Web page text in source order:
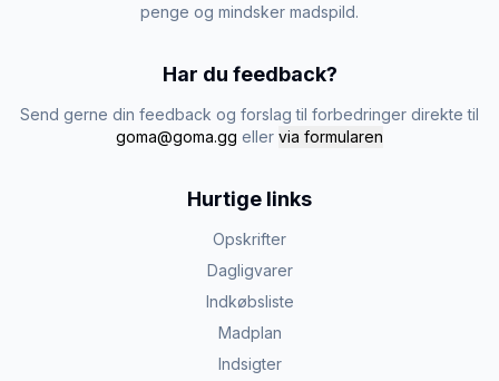
penge og mindsker madspild.
Har du feedback?
Send gerne din feedback og forslag til forbedringer direkte til
goma@goma.gg eller via formularen
Hurtige links
Opskrifter
Dagligvarer
Indkøbsliste
Madplan
Indsigter